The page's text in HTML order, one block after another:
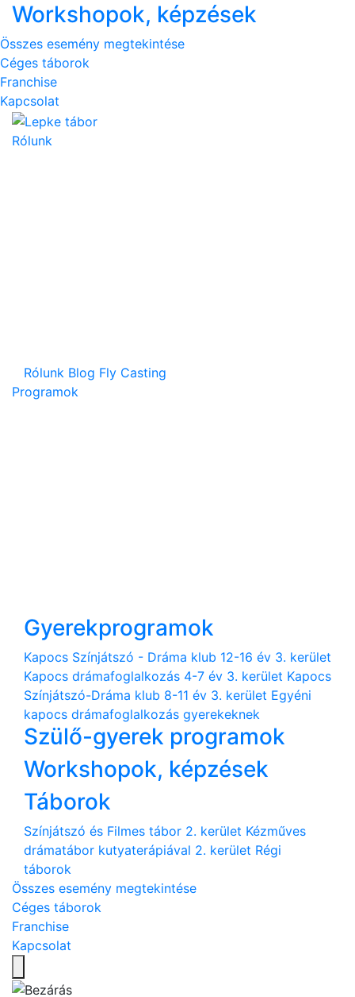
Workshopok, képzések
Összes esemény megtekintése
Céges táborok
Franchise
Kapcsolat
Rólunk
Rólunk Blog Fly Casting
Programok
Gyerekprogramok
Kapocs Színjátszó - Dráma klub 12-16 év 3. kerület
Kapocs drámafoglalkozás 4-7 év 3. kerület Kapocs
Színjátszó-Dráma klub 8-11 év 3. kerület Egyéni
kapocs drámafoglalkozás gyerekeknek
Szülő-gyerek programok
Workshopok, képzések
Táborok
Színjátszó és Filmes tábor 2. kerület Kézműves
drámatábor kutyaterápiával 2. kerület Régi
táborok
Összes esemény megtekintése
Céges táborok
Franchise
Kapcsolat